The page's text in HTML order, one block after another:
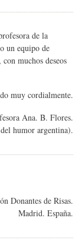
de la
un equipo de
muchos deseos
muy cordialmente.
Ana. B. Flores.
humor argentina).
Donantes de Risas.
Madrid. España.